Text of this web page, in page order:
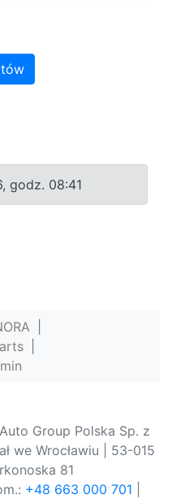
godz. 08:41
Group Polska Sp. z
we Wrocławiu | 53-015
81
+48 663 000 701